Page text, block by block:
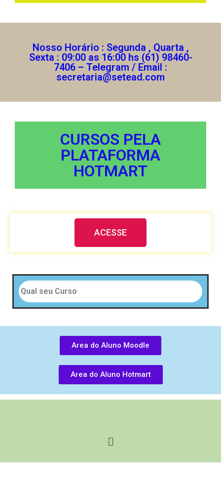
Nosso Horário : Segunda , Quarta ,
Sexta : 09:00 as 16:00 hs (61) 98460-
7406 – Telegram / Email :
secretaria@setead.com
CURSOS PELA
PLATAFORMA
HOTMART
ACESSE
Area do Aluno Moodle
Area do Aluno Hotmart